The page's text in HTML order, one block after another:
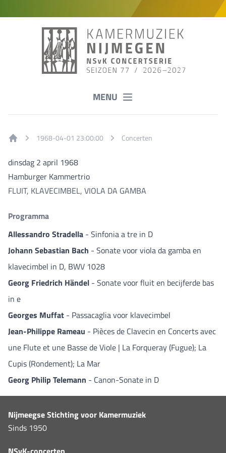
MENU
1968-04-01 23:00:00 Concerten
dinsdag 2 april 1968
Hamburger Kammertrio
FLUIT, KLAVECIMBEL, VIOLA DA GAMBA
Programma
Allessandro Stradella - Sinfonia a tre in D
Johann Sebastian Bach - Sonate voor viola da gamba en
klavecimbel in D, BWV 1028
Georg Friedrich Händel - Sonate voor fluit en becijferde bas
in e
Georges Muffat - Passacaglia voor klavecimbel
Jean-Philippe Rameau - Pièces de Clavecin en Concerts avec
une Flute et une Basse de Viole | La Forqueray (Fugue); La
Cupis (Rondement); La Mar
Georg Philip Telemann - Canon-Sonate in D
Nijmeegse Stichting voor Kamermuziek
Sinds 1950